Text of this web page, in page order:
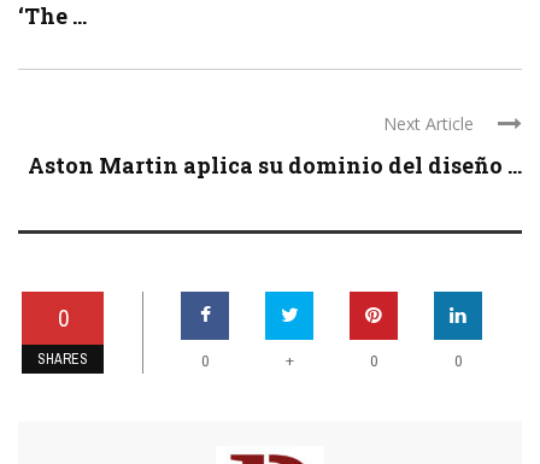
‘The ...
Next Article
Aston Martin aplica su dominio del diseño ...
0
SHARES 0 + 0 0